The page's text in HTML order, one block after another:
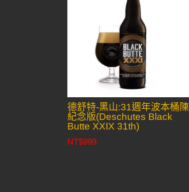
德舒特-黑山:31週年波本桶陳
紀念版(Deschutes Black
Butte XXIX 31th)
NT$999